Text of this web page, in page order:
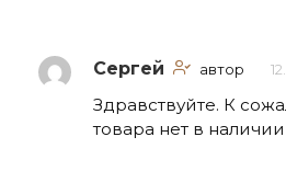
Сергей автор
Здравствуйте. К
товара нет в наличии